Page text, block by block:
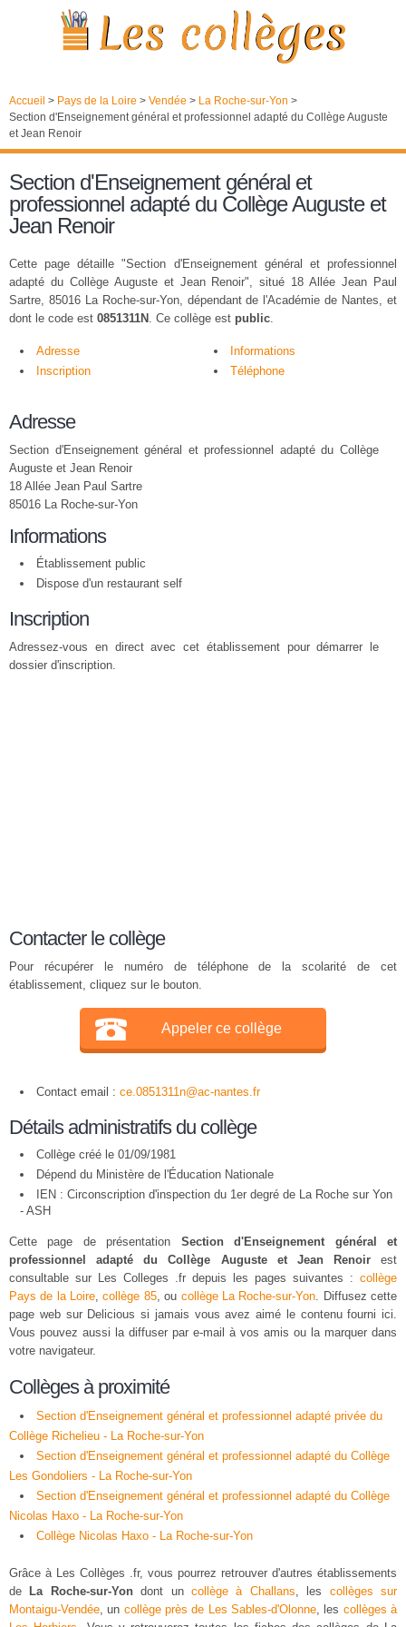
Accueil > Pays de la Loire > Vendée > La Roche-sur-Yon >
Section d'Enseignement général et professionnel adapté du Collège Auguste
et Jean Renoir
Section d'Enseignement général et
professionnel adapté du Collège Auguste et
Jean Renoir
Cette page détaille "Section d'Enseignement général et professionnel
adapté du Collège Auguste et Jean Renoir", situé 18 Allée Jean Paul
Sartre, 85016 La Roche-sur-Yon, dépendant de l'Académie de Nantes, et
dont le code est 0851311N . Ce collège est public.
Adresse
Informations
Inscription
Téléphone
Adresse
Section d'Enseignement général et professionnel adapté du Collège
Auguste et Jean Renoir
18 Allée Jean Paul Sartre
85016 La Roche-sur-Yon
Informations
Établissement public
Dispose d'un restaurant self
Inscription
Adressez-vous en direct avec cet établissement pour démarrer le
dossier d'inscription.
Contacter le collège
Pour récupérer le numéro de téléphone de la scolarité de cet
établissement, cliquez sur le bouton.
Appeler ce collège
Contact email : ce.0851311n@ac-nantes.fr
Détails administratifs du collège
Collège créé le 01/09/1981
Dépend du Ministère de l'Éducation Nationale
IEN : Circonscription d'inspection du 1er degré de La Roche sur Yon
- ASH
Cette page de présentation Section d'Enseignement général et
professionnel adapté du Collège Auguste et Jean Renoirest
consultable sur Les Colleges .fr depuis les pages suivantes : collège
Pays de la Loire,collège 85, ou collège La Roche-sur-Yon. Diffusez cette
page web sur Delicious si jamais vous avez aimé le contenu fourni ici.
Vous pouvez aussi la diffuser par e-mail à vos amis ou la marquer dans
votre navigateur.
Collèges à proximité
Section d'Enseignement général et professionnel adapté privée du
Collège Richelieu - La Roche-sur-Yon
Section d'Enseignement général et professionnel adapté du Collège
Les Gondoliers - La Roche-sur-Yon
Section d'Enseignement général et professionnel adapté du Collège
Nicolas Haxo - La Roche-sur-Yon
Collège Nicolas Haxo - La Roche-sur-Yon
Grâce à Les Collèges .fr, vous pourrez retrouver d'autres établissements
de
La Roche-sur-Yondont uncollège à Challans, les collèges sur
Montaigu-Vendée, un collège près de Les Sables-d'Olonne, les collèges à